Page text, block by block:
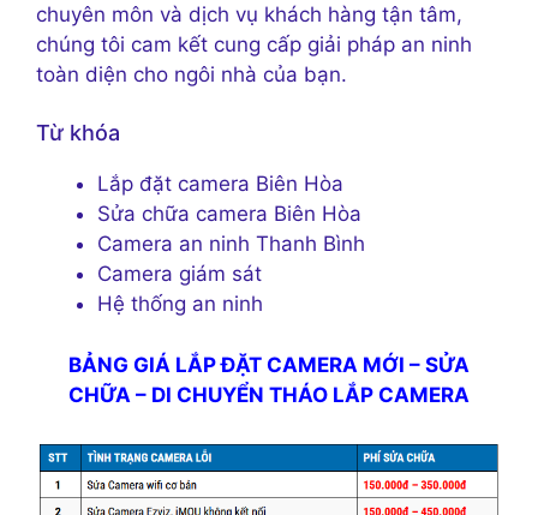
chuyên môn và dịch vụ khách hàng tận tâm,
chúng tôi cam kết cung cấp giải pháp an ninh
toàn diện cho ngôi nhà của bạn.
Từ khóa
Lắp đặt camera Biên Hòa
Sửa chữa camera Biên Hòa
Camera an ninh Thanh Bình
Camera giám sát
Hệ thống an ninh
BẢNG GIÁ LẮP ĐẶT CAMERA MỚI – SỬA
CHỮA – DI CHUYỂN THÁO LẮP CAMERA